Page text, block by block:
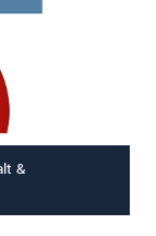
&